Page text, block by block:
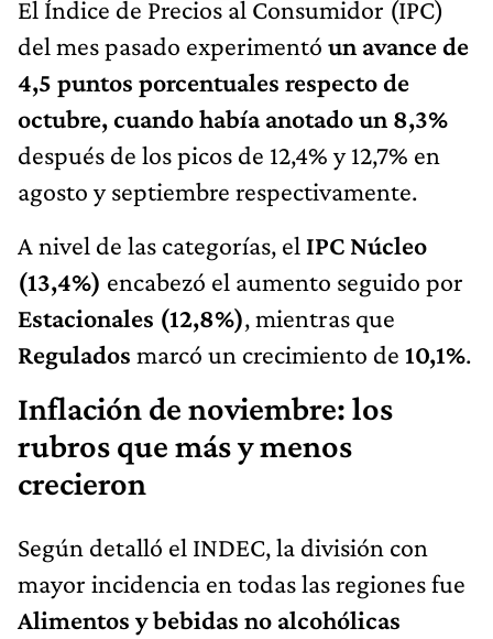
El Índice de Precios al Consumidor (IPC)
del mes pasado experimentó un avance de
4,5 puntos porcentuales respecto de
octubre, cuando había anotado un 8,3%
después de los picos de 12,4% y 12,7% en
agosto y septiembre respectivamente.
A nivel de las categorías, el IPC Núcleo
(13,4%) encabezó el aumento seguido por
Estacionales (12,8%), mientras que
Regulados marcó un crecimiento de 10,1%.
Inflación de noviembre: los
rubros que más y menos
crecieron
Según detalló el INDEC, la división con
mayor incidencia en todas las regiones fue
Alimentos y bebidas no alcohólicas